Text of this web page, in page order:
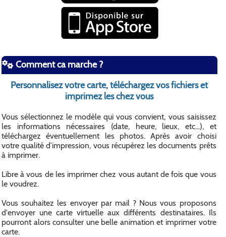
Comment ca marche ?
Personnalisez votre carte, téléchargez vos fichiers et
imprimez les chez vous
Vous sélectionnez le modèle qui vous convient, vous saisissez
les informations nécessaires (date, heure, lieux, etc...), et
téléchargez éventuellement les photos. Après avoir choisi
votre qualité d’impression, vous récupérez les documents prêts
à imprimer.
Libre à vous de les imprimer chez vous autant de fois que vous
le voudrez.
Vous souhaitez les envoyer par mail ? Nous vous proposons
d'envoyer une carte virtuelle aux différents destinataires. Ils
pourront alors consulter une belle animation et imprimer votre
carte.